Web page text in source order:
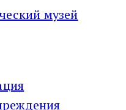
музей